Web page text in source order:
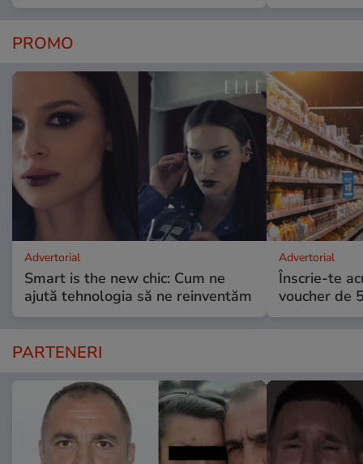
PROMO
Advertorial
Smart is the new chic: Cum ne
ajută tehnologia să ne reinventăm
Advertorial
Înscrie-te
voucher de
PARTENERI